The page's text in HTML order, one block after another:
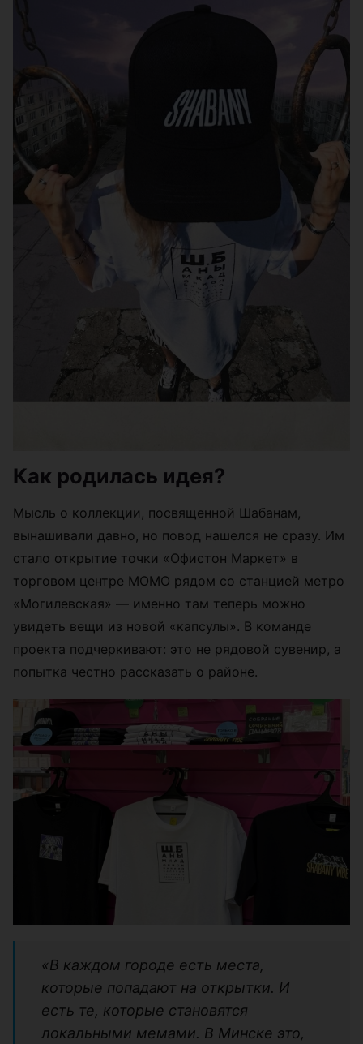
Как родилась идея?
Мысль о коллекции, посвященной Шабанам,
вынашивали давно, но повод нашелся не сразу. Им
стало открытие точки «Офистон Маркет» в
торговом центре МОМО рядом со станцией метро
«Могилевская» — именно там теперь можно
увидеть вещи из новой «капсулы». В команде
проекта подчеркивают: это не рядовой сувенир, а
попытка честно рассказать о районе.
«В каждом городе есть места,
которые попадают на открытки. И
есть те, которые становятся
локальными мемами. В Минске это,